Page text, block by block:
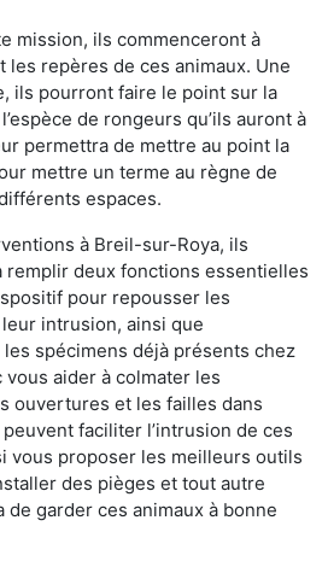
mission, ils commenceront à
repères de ces animaux. Une
ils pourront faire le point sur la
de rongeurs qu’ils auront à
permettra de mettre au point la
mettre un terme au règne de
espaces.
à Breil-sur-Roya, ils
remplir deux fonctions essentielles
pour repousser les
intrusion, ainsi que
les spécimens déjà présents chez
aider à colmater les
ouvertures et les failles dans
faciliter l’intrusion de ces
vous proposer les meilleurs outils
des pièges et tout autre
garder ces animaux à bonne